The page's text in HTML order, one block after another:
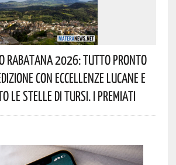
Rabatana 2026: Tutto Pronto
Con Eccellenze Lucane E
Le Stelle Di Tursi. I Premiati